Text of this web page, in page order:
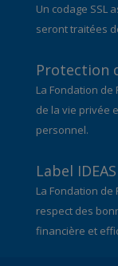
Un codage SSL
seront traitées
Protection
La Fondation
de la vie privée
personnel.
Label IDEAS
La Fondation de
respect des
financière et